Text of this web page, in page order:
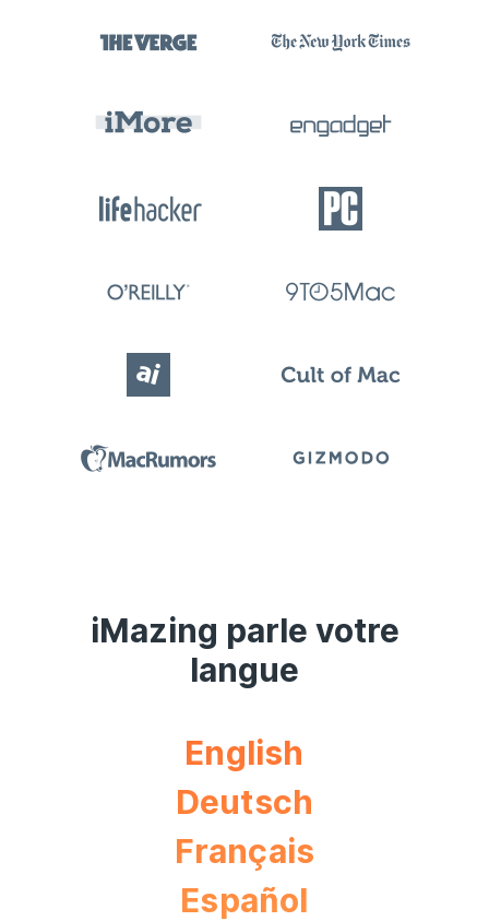
iMazing parle votre
langue
English
Deutsch
Français
Español